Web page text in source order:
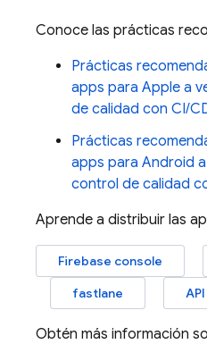
Conoce las prácticas
Prácticas
apps para Apple a
de calidad con CI/
Prácticas
apps para Android
control de calidad
Aprende a distribuir las
Firebase console
fastlane
Obtén más información